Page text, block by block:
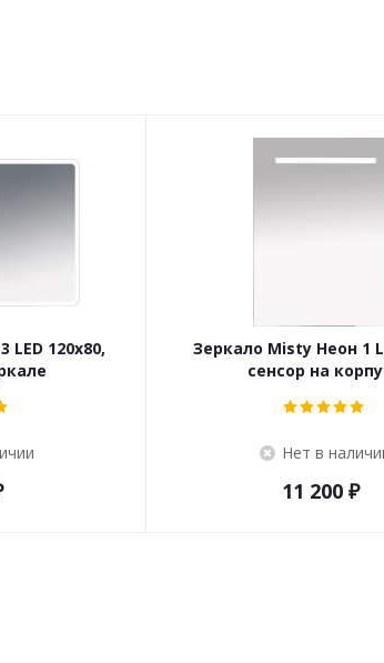
120x80,
Зеркало Misty Неон 1
сенсор на
Нет в
11 200 ₽